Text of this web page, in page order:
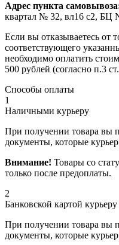
Адрес пункта
квартал № 32, вл16 с2, БЦ
Если вы отказываетесь от
соответствующего
необходимо оплатить
500 рублей (согласно п.3
Способы оплаты
1
Наличными курьеру
При получении товара вы
документы, которые
Внимание! Товары со
только после предоплаты.
2
Банковской картой курьеру
При получении товара вы
документы, которые